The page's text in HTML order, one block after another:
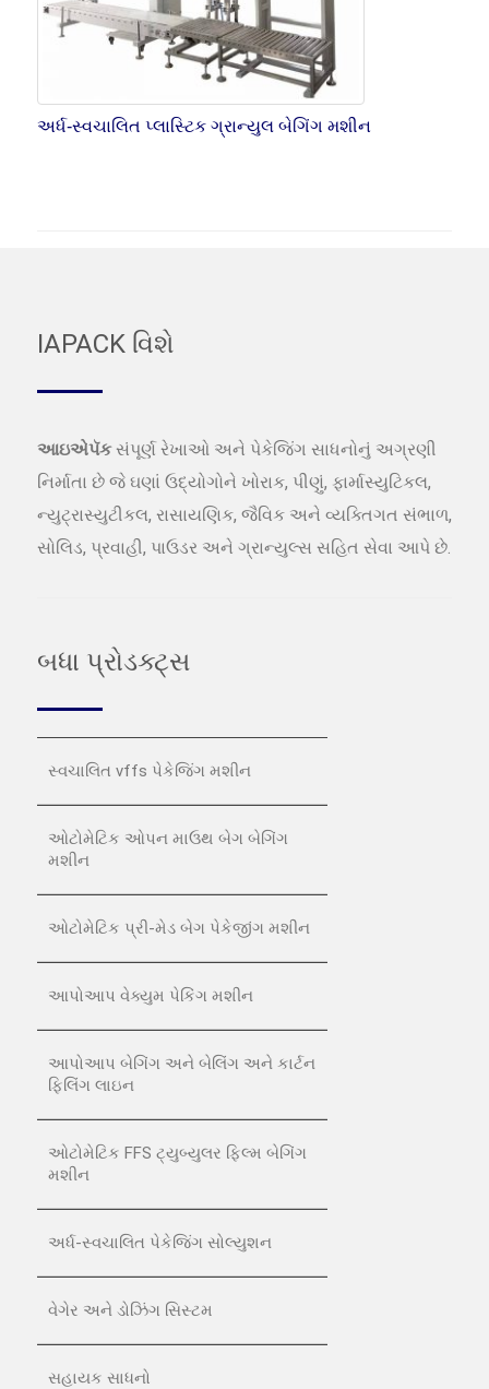
અર્ધ-સ્વચાલિત પ્લાસ્ટિક ગ્રાન્યુલ બેગિંગ મશીન
IAPACK વિશે
આઇએપૅકસંપૂર્ણ રેખાઓ અને પેકેજિંગ સાધનોનું અગ્રણી
નિર્માતા છે જે ઘણાં ઉદ્યોગોને ખોરાક, પીણું, ફાર્માસ્યુટિકલ,
ન્યુટ્રાસ્યુટીકલ, રાસાયણિક, જૈવિક અને વ્યક્તિગત સંભાળ,
સોલિડ, પ્રવાહી, પાઉડર અને ગ્રાન્યુલ્સ સહિત સેવા આપે છે.
બધા પ્રોડક્ટ્સ
સ્વચાલિત vffs પેકેજિંગ મશીન
ઓટોમેટિક ઓપન માઉથ બેગ બેગિંગ
મશીન
ઓટોમેટિક પ્રી-મેડ બેગ પેકેજીંગ મશીન
આપોઆપ વેક્યુમ પેકિંગ મશીન
આપોઆપ બેગિંગ અને બેલિંગ અને કાર્ટન
ફિલિંગ લાઇન
ઓટોમેટિક FFS ટ્યુબ્યુલર ફિલ્મ બેગિંગ
મશીન
અર્ધ-સ્વચાલિત પેકેજિંગ સોલ્યુશન
વેગેર અને ડોઝિંગ સિસ્ટમ
સહાયક સાધનો